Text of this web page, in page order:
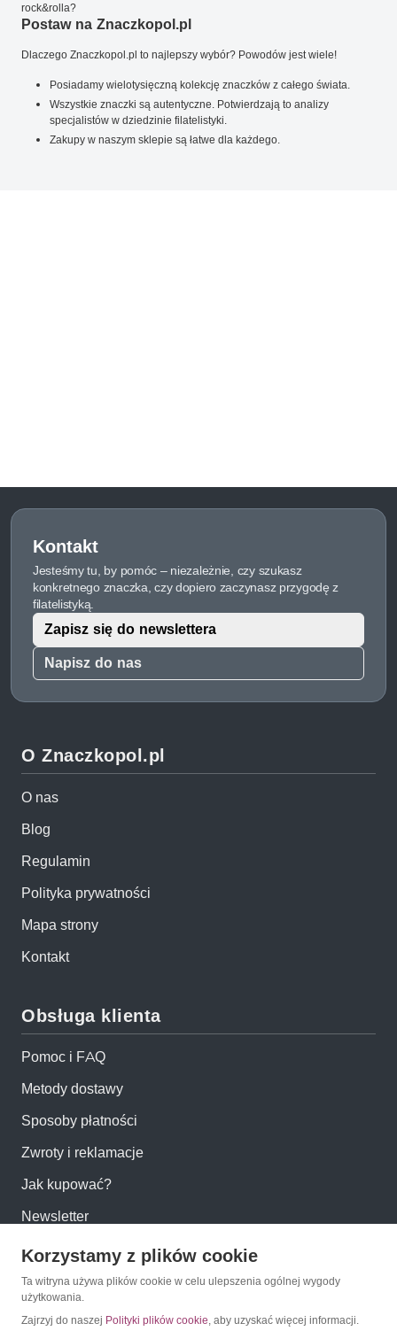
rock&rolla?
Postaw na Znaczkopol.pl
Dlaczego Znaczkopol.pl to najlepszy wybór? Powodów jest wiele!
Posiadamy wielotysięczną kolekcję znaczków z całego świata.
Wszystkie znaczki są autentyczne. Potwierdzają to analizy
specjalistów w dziedzinie filatelistyki.
Zakupy w naszym sklepie są łatwe dla każdego.
Kontakt
Jesteśmy tu, by pomóc – niezależnie, czy szukasz
konkretnego znaczka, czy dopiero zaczynasz przygodę z
filatelistyką.
Napisz do nas
Zapisz się do newslettera
O Znaczkopol.pl
O nas
Blog
Regulamin
Polityka prywatności
Mapa strony
Kontakt
Obsługa klienta
Pomoc i FAQ
Metody dostawy
Sposoby płatności
Zwroty i reklamacje
Jak kupować?
Newsletter
Konto
Moje konto
Korzystamy z plików cookie
Ta witryna używa plików cookie w celu ulepszenia ogólnej wygody
użytkowania.
Zajrzyj do naszej Polityki plików cookie, aby uzyskać więcej informacji.